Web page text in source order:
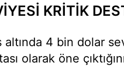
KRİTİK
altında 4 bin dolar
olarak öne